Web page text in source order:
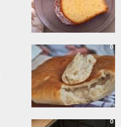
0
0